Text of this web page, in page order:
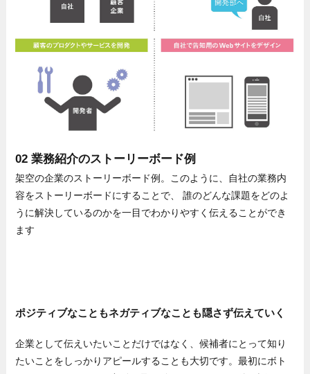
02 業務紹介のストーリーボード例
架空の企業のストーリーボード例。このように、自社の業務内
容をストーリーボードにすることで、 誰のどんな課題をどのよ
うに解決しているのかを一目でわかりやすく伝えることができ
ます
ポジティブなこともネガティブなことも隠さず伝えていく
企業として伝えいたいことだけではなく、候補者にとって知り
たいことをしっかりアピールすることも大切です。最初にボト